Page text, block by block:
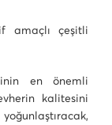
amaçlı çeşitli
en önemli
kalitesini